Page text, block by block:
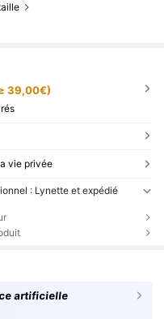
39,00€)
vie privée
: Lynette et expédié
artificielle